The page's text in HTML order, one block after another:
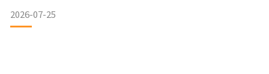
藏成本，讓你在心動之前先了解真實情況。 藪貓可以養嗎？先
了解各國法規在考慮是否飼養藪貓之前，最重要的並不是價
2026-07-25